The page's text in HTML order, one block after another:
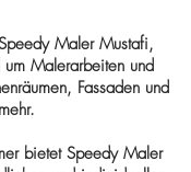
Maler Mustafi,
um Malerarbeiten und
Fassaden und
mehr.
bietet Speedy Maler